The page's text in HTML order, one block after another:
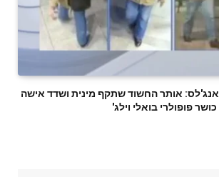
אותר החשוד שתקף מינית ושדד אישה
פופולרי בואלי וילג'